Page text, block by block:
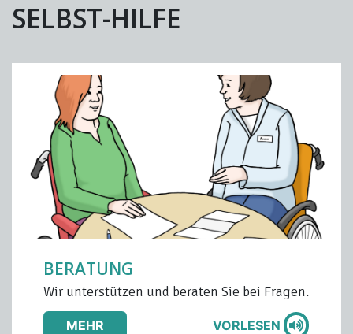
SELBST-HILFE
BERATUNG
Wir unterstützen und beraten Sie bei Fragen.
MEHR VORLESEN